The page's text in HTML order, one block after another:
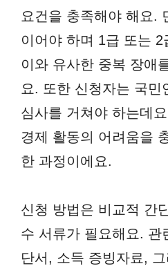
요건을 충족해야 해요.
이어야 하며 1급 또는
이와 유사한 중복 장애
요. 또한 신청자는 국민
심사를 거쳐야 하는데
경제 활동의 어려움을
한 과정이에요.
신청 방법은 비교적 간
수 서류가 필요해요. 관
단서, 소득 증빙자료,